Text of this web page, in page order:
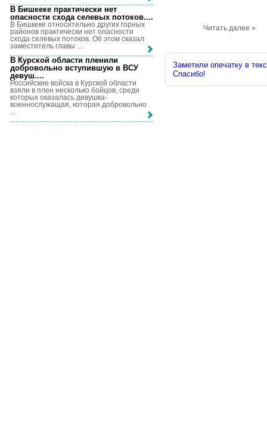
Читать далее »
Заметили опечатку в
Спасибо!
В Бишкеке практически нет
опасности схода селевых потоков....
В Бишкеке относительно других горных
районов практически нет опасности
схода селевых потоков. Об этом сказал
заместитель главы ...
В Курской области пленили
добровольно вступившую в ВСУ
девуш....
Российские войска в Курской области
взяли в плен несколько бойцов, среди
которых оказалась девушка-
военнослужащая, которая добровольно
...